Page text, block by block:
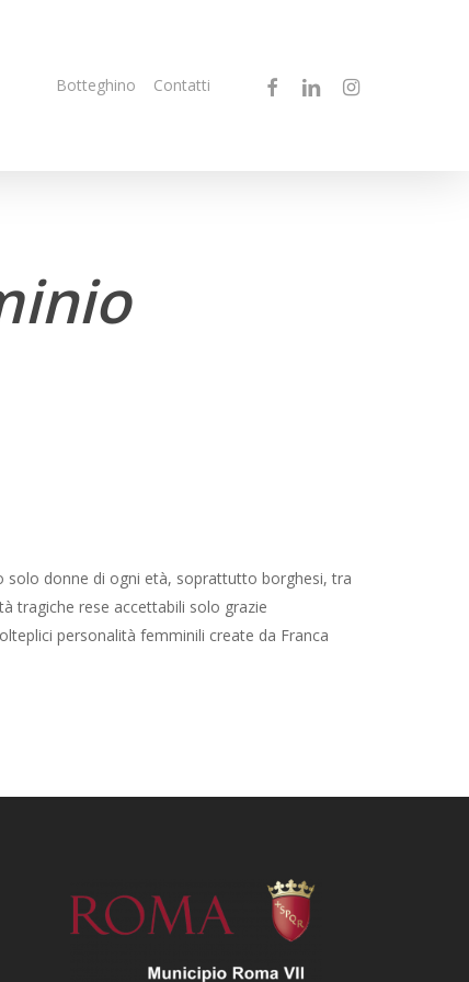
Botteghino Contatti facebooklinkedin instagram
solo donne di ogni età, soprattutto borghesi, tra
tragiche rese accettabili solo grazie
personalità femminili create da Franca